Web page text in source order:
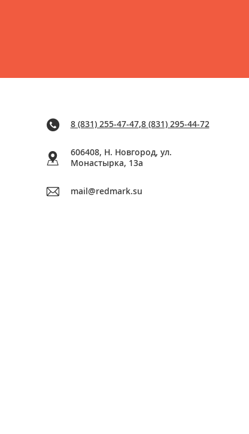
8 (831) 255-47-47,8 (831) 295-44-72
606408, Н. Новгород, ул.
Монастырка, 13a
mail@redmark.su